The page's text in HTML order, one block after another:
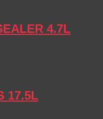
4.7L
17.5L